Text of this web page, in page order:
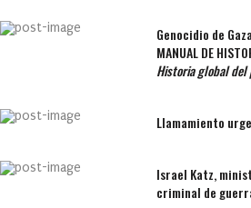
Genocidio de Gaza
MANUAL DE
Historia global
Llamamiento
Israel Katz,
criminal de